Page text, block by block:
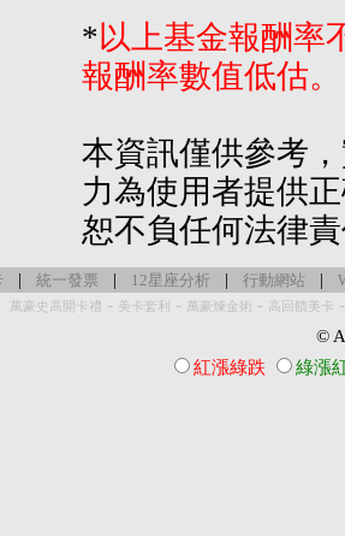
* 以上基金報酬率
報酬率數值低估。
本資訊僅供參考
力為使用者提供
恕不負任何法律
| 統一發票 | 12星座分析 | 行動網站 |
萬豪史高開卡禮 - 美卡套利 - 萬豪煉金術 - 高回饋美卡
©
紅漲綠跌
綠漲